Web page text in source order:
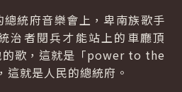
統府音樂會上，卑南族歌手
治者閱兵才能站上的車廳頂
的歌，這就是「power to the
就是人民的總統府。